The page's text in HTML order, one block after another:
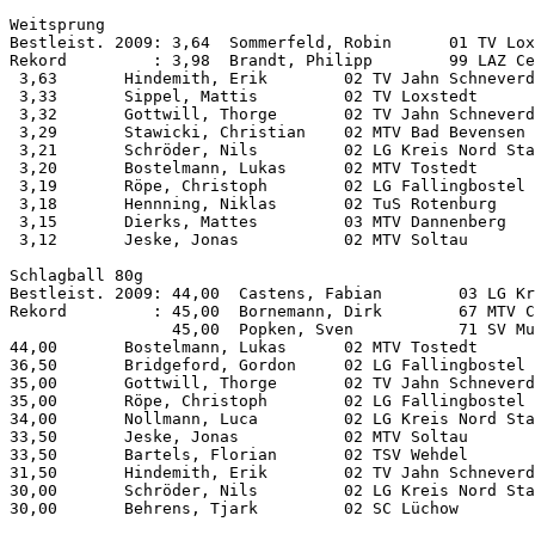
Weitsprung
Bestleist. 2009: 3,64  Sommerfeld, Robin      01 TV
Rekord         : 3,98  Brandt, Philipp        99
3,63       Hindemith, Erik        02 TV Jahn
3,33       Sippel, Mattis         02 TV Loxstedt
3,32       Gottwill, Thorge       02 TV Jahn
3,29       Stawicki, Christian    02 MTV Bad
3,21       Schröder, Nils         02 LG Kreis Nord
3,20       Bostelmann, Lukas      02 MTV Tostedt
3,19       Röpe, Christoph        02 LG
3,18       Hennning, Niklas       02 TuS Rotenburg
3,15       Dierks, Mattes         03 MTV
3,12       Jeske, Jonas           02 MTV Soltau
Schlagball 80g
Bestleist. 2009: 44,00  Castens, Fabian        03 LG
Rekord         : 45,00  Bornemann, Dirk        67
45,00  Popken, Sven           71 SV
44,00       Bostelmann, Lukas      02 MTV
36,50       Bridgeford, Gordon     02 LG
35,00       Gottwill, Thorge       02 TV Jahn
35,00       Röpe, Christoph        02 LG
34,00       Nollmann, Luca         02 LG Kreis Nord
33,50       Jeske, Jonas           02 MTV Soltau
33,50       Bartels, Florian       02 TSV Wehdel
31,50       Hindemith, Erik        02 TV Jahn
30,00       Schröder, Nils         02 LG Kreis Nord
30,00       Behrens, Tjark         02 SC Lüchow